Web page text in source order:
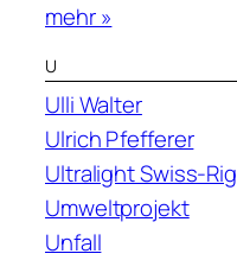
mehr »
U
Ulli Walter
Ulrich Pfefferer
Ultralight Swiss-Rig
Umweltprojekt
Unfall